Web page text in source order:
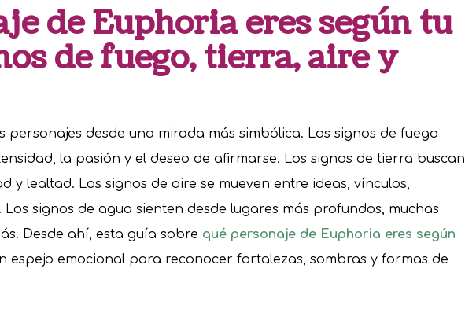
de Euphoria eres según tu
de fuego, tierra, aire y
personajes desde una mirada más simbólica. Los signos de fuego
la pasión y el deseo de afirmarse. Los signos de tierra buscan
y lealtad. Los signos de aire se mueven entre ideas, vínculos,
signos de agua sienten desde lugares más profundos, muchas
Desde ahí, esta guía sobre qué personaje de Euphoria eres según
espejo emocional para reconocer fortalezas, sombras y formas de